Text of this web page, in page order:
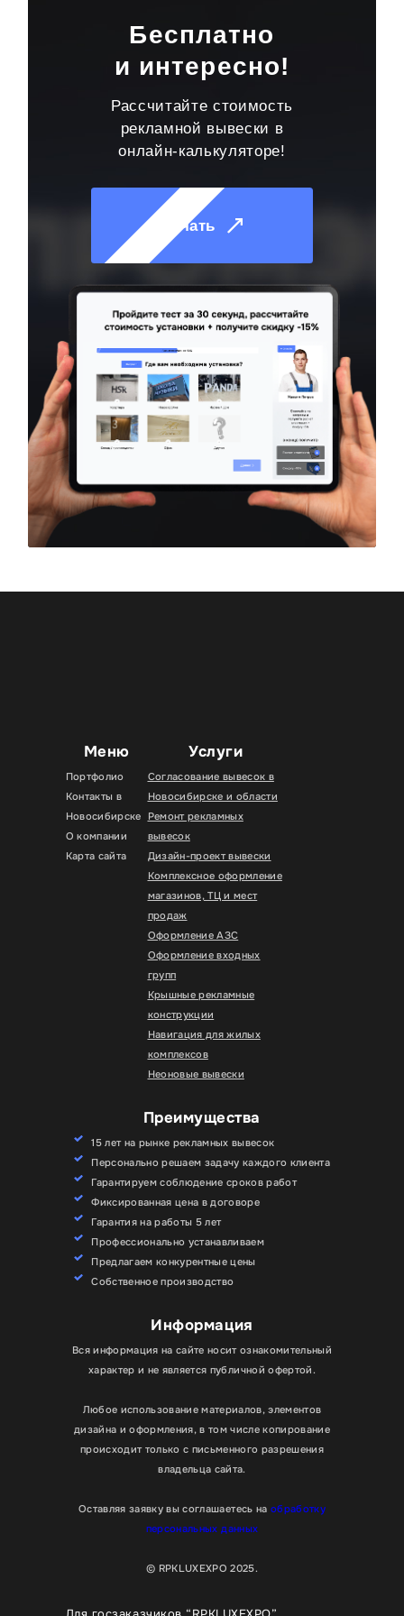
Бесплатно
и интересно!
Рассчитайте стоимость
рекламной вывески в
онлайн-калькуляторе!
Начать
Меню
Портфолио
Контакты в
Новосибирске
О компании
Карта сайта
Услуги
Согласование вывесок в
Новосибирске и области
Ремонт рекламных
вывесок
Дизайн-проект вывески
Комплексное оформление
магазинов, ТЦ и мест
продаж
Оформление АЗС
Оформление входных
групп
Крышные рекламные
конструкции
Навигация для жилых
комплексов
Неоновые вывески
Преимущества
15 лет на рынке рекламных вывесок
Персонально решаем задачу каждого клиента
Гарантируем соблюдение сроков работ
Фиксированная цена в договоре
Гарантия на работы 5 лет
Профессионально устанавливаем
Предлагаем конкурентные цены
Собственное производство
Информация
Вся информация на сайте носит ознакомительный
характер и не является публичной офертой.
Любое использование материалов, элементов
дизайна и оформления, в том числе копирование
происходит только с письменного разрешения
владельца сайта.
Оставляя заявку вы соглашаетесь на обработку
персональных данных
© RPKLUXEXPO 2025.